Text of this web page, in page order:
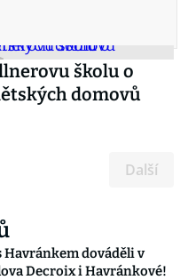
školu o
domovů
Další
dováděli v
Decroix i Havránkové!